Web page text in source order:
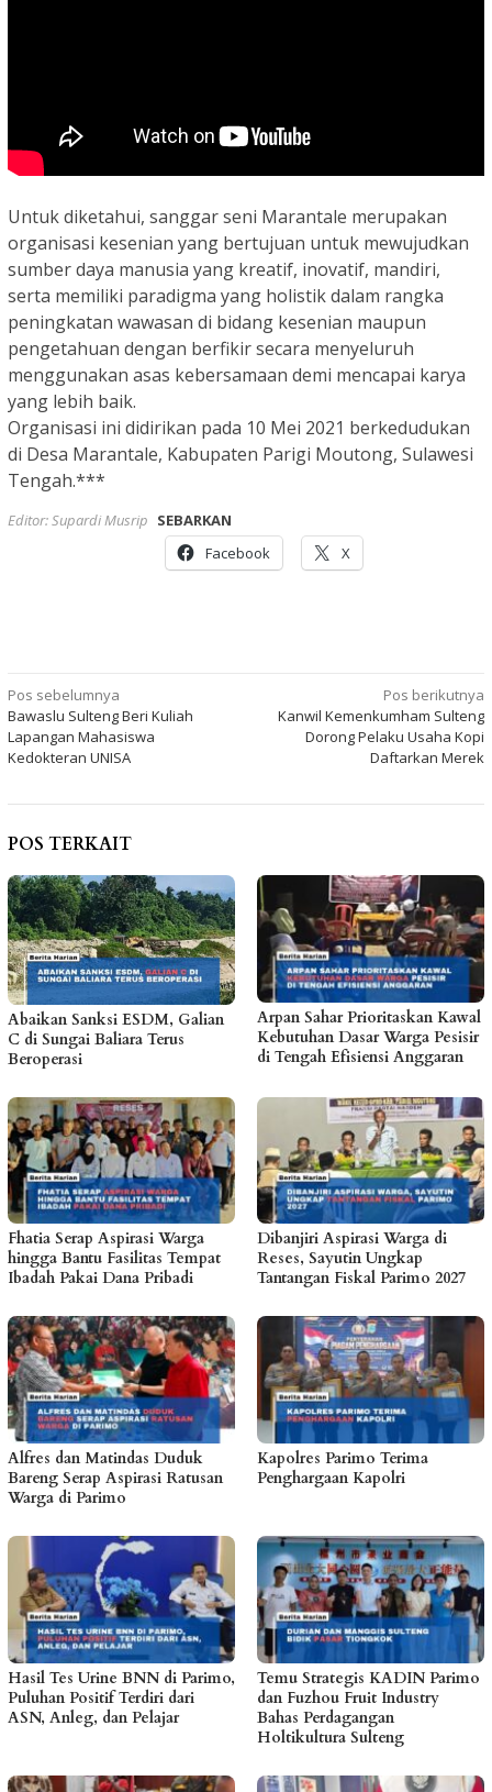
Untuk diketahui, sanggar seni Marantale merupakan
organisasi kesenian yang bertujuan untuk mewujudkan
sumber daya manusia yang kreatif, inovatif, mandiri,
serta memiliki paradigma yang holistik dalam rangka
peningkatan wawasan di bidang kesenian maupun
pengetahuan dengan berfikir secara menyeluruh
menggunakan asas kebersamaan demi mencapai karya
yang lebih baik.
Organisasi ini didirikan pada 10 Mei 2021 berkedudukan
di Desa Marantale, Kabupaten Parigi Moutong, Sulawesi
Tengah.***
Editor: Supardi Musrip SEBARKAN
Facebook
X
Navigasi
pos
Pos sebelumnya
Bawaslu Sulteng Beri Kuliah
Lapangan Mahasiswa
Kedokteran UNISA
Pos berikutnya
Kanwil Kemenkumham Sulteng
Dorong Pelaku Usaha Kopi
Daftarkan Merek
POS TERKAIT
Abaikan Sanksi ESDM, Galian
C di Sungai Baliara Terus
Beroperasi
Arpan Sahar Prioritaskan Kawal
Kebutuhan Dasar Warga Pesisir
di Tengah Efisiensi Anggaran
Fhatia Serap Aspirasi Warga
hingga Bantu Fasilitas Tempat
Ibadah Pakai Dana Pribadi
Dibanjiri Aspirasi Warga di
Reses, Sayutin Ungkap
Tantangan Fiskal Parimo 2027
Alfres dan Matindas Duduk
Bareng Serap Aspirasi Ratusan
Warga di Parimo
Kapolres Parimo Terima
Penghargaan Kapolri
Hasil Tes Urine BNN di Parimo,
Puluhan Positif Terdiri dari
ASN, Anleg, dan Pelajar
Temu Strategis KADIN Parimo
dan Fuzhou Fruit Industry
Bahas Perdagangan
Holtikultura Sulteng